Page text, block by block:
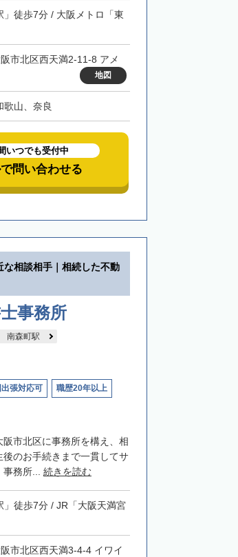
」徒歩7分 / 大阪メトロ「東
市北区西天満2-11-8 アメ
地図
歌山、奈良
いつでも受付中
問い合わせる
な相談相手｜相続した不動
事務所
南森町駅
張対応可 職歴20年以上
市北区に事務所を構え、相
のお手続きまで一貫してサ
務所... 続きを読む
」徒歩7分 / JR「大阪天満宮
市北区西天満3-4-4 イワイ